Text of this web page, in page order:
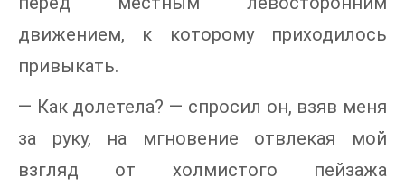
движением, к которому приходилось
привыкать.
— Как долетела? — спросил он, взяв меня
за руку, на мгновение отвлекая мой
взгляд от холмистого пейзажа